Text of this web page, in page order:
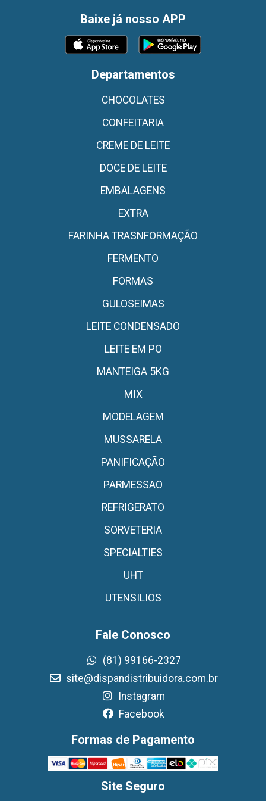
Baixe já nosso APP
Departamentos
CHOCOLATES
CONFEITARIA
CREME DE LEITE
DOCE DE LEITE
EMBALAGENS
EXTRA
FARINHA TRASNFORMAÇÃO
FERMENTO
FORMAS
GULOSEIMAS
LEITE CONDENSADO
LEITE EM PO
MANTEIGA 5KG
MIX
MODELAGEM
MUSSARELA
PANIFICAÇÃO
PARMESSAO
REFRIGERATO
SORVETERIA
SPECIALTIES
UHT
UTENSILIOS
Fale Conosco
(81) 99166-2327
site@dispandistribuidora.com.br
Instagram
Facebook
Formas de Pagamento
Site Seguro